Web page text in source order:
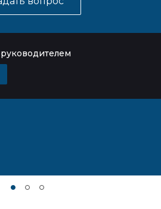
руководителем